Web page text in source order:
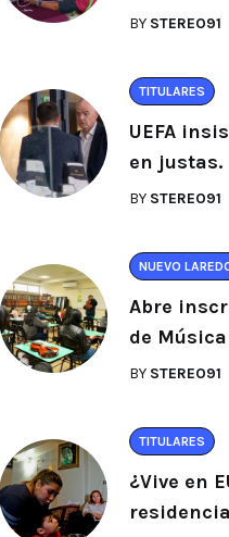
BY STEREO91
TITULARES
UEFA
en justas.
BY STEREO91
NUEVO
Abre
de Música
BY STEREO91
TITULARES
¿Vive en